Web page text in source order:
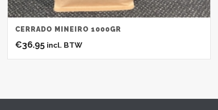
CERRADO MINEIRO 1000GR
€36.95 incl. BTW